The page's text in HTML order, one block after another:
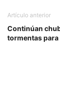
Artículo anterior
Continúan
tormentas para